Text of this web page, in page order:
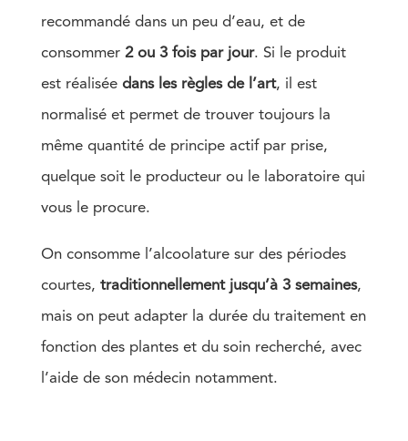
recommandé dans un peu d’eau, et de
consommer 2 ou 3 fois par jour. Si le produit
est réalisée dans les règles de l’art, il est
normalisé et permet de trouver toujours la
même quantité de principe actif par prise,
quelque soit le producteur ou le laboratoire qui
vous le procure.
On consomme l’alcoolature sur des périodes
courtes, traditionnellement jusqu’à 3 semaines,
mais on peut adapter la durée du traitement en
fonction des plantes et du soin recherché, avec
l’aide de son médecin notamment.